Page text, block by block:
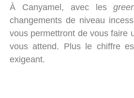
À Canyamel, avec les
changements de niveau
vous permettront de vous faire
vous attend. Plus le chiffre
exigeant.